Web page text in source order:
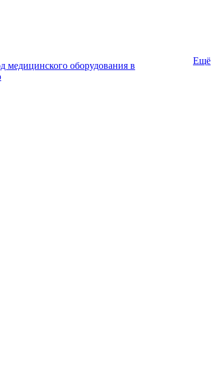
медицинского оборудования в
Ещё